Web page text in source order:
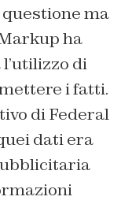
ma
ha
di
i fatti.
di Federal
dati era